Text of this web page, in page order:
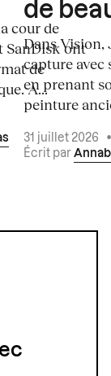
cour de
SanDisk ont
de
À...
de
Dans
capture avec
en prenant
peinture
31 juillet 2026
Écrit par